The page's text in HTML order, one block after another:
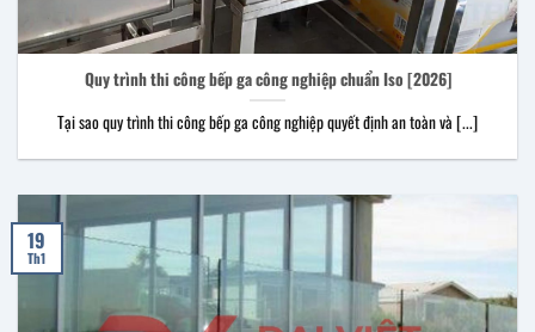
Quy trình thi công bếp ga công nghiệp chuẩn Iso [2026]
Tại sao quy trình thi công bếp ga công nghiệp quyết định an toàn và [...]
19
Th1